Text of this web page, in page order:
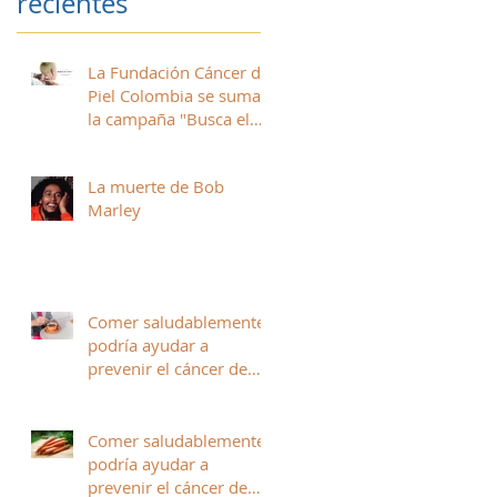
La Fundación Cáncer de
Piel Colombia se suma a
la campaña "Busca el
La muerte de Bob
Marley
Comer saludablemente
podría ayudar a
prevenir el cáncer de
Comer saludablemente
podría ayudar a
prevenir el cáncer de